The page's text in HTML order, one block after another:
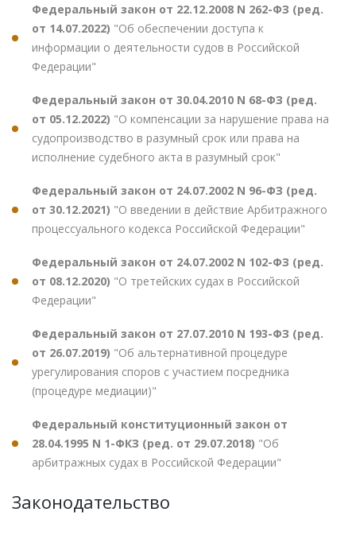
Федеральный закон от 22.12.2008 N 262-ФЗ (ред.
от 14.07.2022) "Об обеспечении доступа к
информации о деятельности судов в Российской
Федерации"
Федеральный закон от 30.04.2010 N 68-ФЗ (ред.
от 05.12.2022) "О компенсации за нарушение права на
судопроизводство в разумный срок или права на
исполнение судебного акта в разумный срок"
Федеральный закон от 24.07.2002 N 96-ФЗ (ред.
от 30.12.2021) "О введении в действие Арбитражного
процессуального кодекса Российской Федерации"
Федеральный закон от 24.07.2002 N 102-ФЗ (ред.
от 08.12.2020) "О третейских судах в Российской
Федерации"
Федеральный закон от 27.07.2010 N 193-ФЗ (ред.
от 26.07.2019) "Об альтернативной процедуре
урегулирования споров с участием посредника
(процедуре медиации)"
Федеральный конституционный закон от
28.04.1995 N 1-ФКЗ (ред. от 29.07.2018) "Об
арбитражных судах в Российской Федерации"
Законодательство